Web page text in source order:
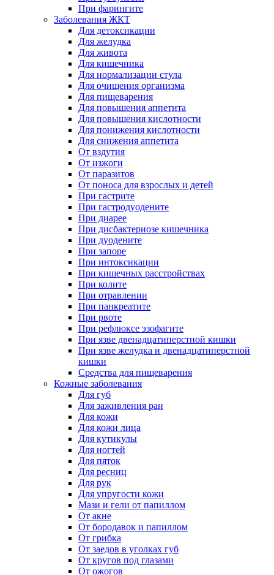
При фарингите
Заболевания ЖКТ
Для детоксикации
Для желудка
Для живота
Для кишечника
Для нормализации стула
Для очищения организма
Для пищеварения
Для повышения аппетита
Для повышения кислотности
Для понижения кислотности
Для снижения аппетита
От вздутия
От изжоги
От паразитов
От поноса для взрослых и детей
При гастрите
При гастродуодените
При диарее
При дисбактериозе кишечника
При дуодените
При запоре
При интоксикации
При кишечных расстройствах
При колите
При отравлении
При панкреатите
При рвоте
При рефлюксе эзофагите
При язве двенадцатиперстной кишки
При язве желудка и двенадцатиперстной
кишки
Средства для пищеварения
Кожные заболевания
Для губ
Для заживления ран
Для кожи
Для кожи лица
Для кутикулы
Для ногтей
Для пяток
Для ресниц
Для рук
Для упругости кожи
Мази и гели от папиллом
От акне
От бородавок и папиллом
От грибка
От заедов в уголках губ
От кругов под глазами
От ожогов